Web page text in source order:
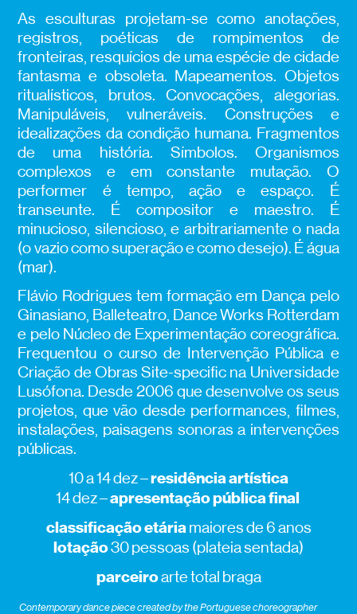
As esculturas projetam-se como anotações,
registros, poéticas de rompimentos de
fronteiras, resquícios de uma espécie de cidade
fantasma e obsoleta. Mapeamentos. Objetos
ritualísticos, brutos. Convocações, alegorias.
Manipuláveis, vulneráveis. Construções e
idealizações da condição humana. Fragmentos
de uma história. Símbolos. Organismos
complexos e em constante mutação. O
performer é tempo, ação e espaço. É
transeunte. É compositor e maestro. É
minucioso, silencioso, e arbitrariamente o nada
(o vazio como superação e como desejo). É água
(mar).
Flávio Rodrigues tem formação em Dança pelo
Ginasiano, Balleteatro, Dance Works Rotterdam
e pelo Núcleo de Experimentação coreográfica.
Frequentou o curso de Intervenção Pública e
Criação de Obras Site-specific na Universidade
Lusófona. Desde 2006 que desenvolve os seus
projetos, que vão desde performances, filmes,
instalações, paisagens sonoras a intervenções
públicas.
10 a 14 dez –residência artística
14 dez –apresentação pública final
classificação etária maiores de 6 anos
lotação30 pessoas (plateia sentada)
parceiroarte total braga
Contemporary dance piece created by the Portuguese choreographer